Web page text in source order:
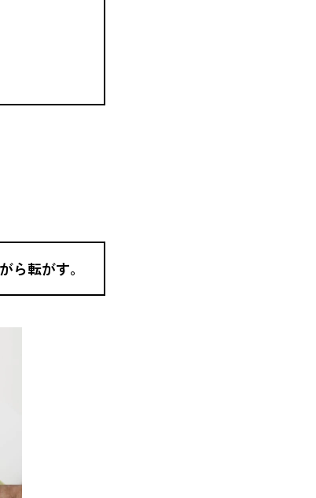
ら転がす。